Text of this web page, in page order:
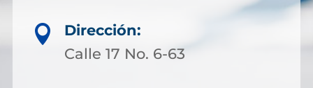

Dirección:
Calle 17 No. 6-63